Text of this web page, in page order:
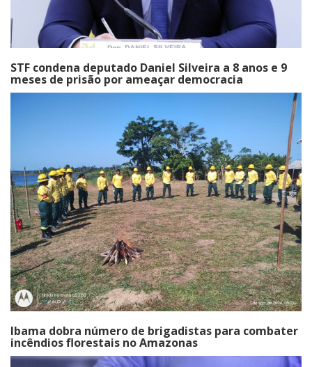
STF condena deputado Daniel Silveira a 8 anos e 9
meses de prisão por ameaçar democracia
Ibama dobra número de brigadistas para combater
incêndios florestais no Amazonas